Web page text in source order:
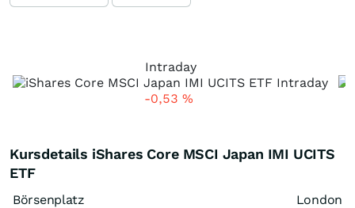
Intraday
-0,53 %
Kursdetails iShares Core MSCI Japan IMI UCITS
ETF
Börsenplatz
London